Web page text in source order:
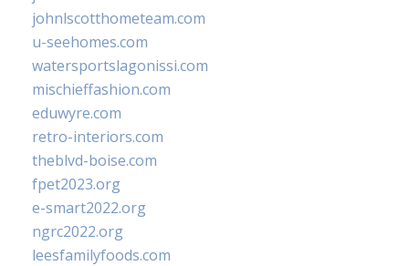
johnlscotthometeam.com
u-seehomes.com
watersportslagonissi.com
mischieffashion.com
eduwyre.com
retro-interiors.com
theblvd-boise.com
fpet2023.org
e-smart2022.org
ngrc2022.org
leesfamilyfoods.com